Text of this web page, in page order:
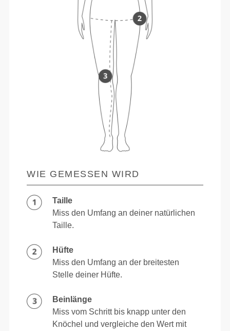
WIE GEMESSEN WIRD
Taille
Miss den Umfang an deiner natürlichen
Taille.
Hüfte
Miss den Umfang an der breitesten
Stelle deiner Hüfte.
Beinlänge
Miss vom Schritt bis knapp unter den
Knöchel und vergleiche den Wert mit